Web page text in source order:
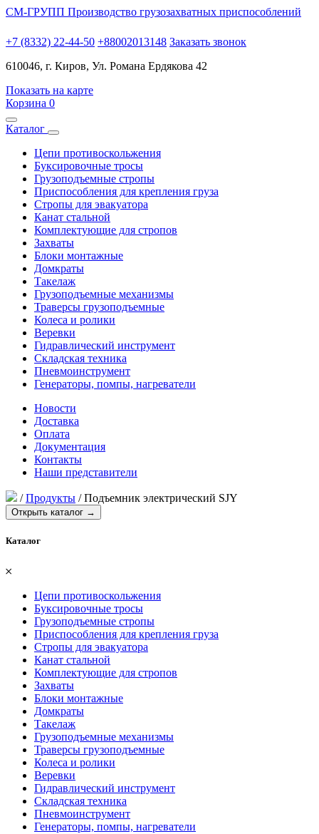
СМ-ГРУПП Производство грузозахватных приспособлений
+7 (8332) 22-44-50 +88002013148 Заказать звонок
610046, г. Киров, Ул. Романа Ердякова 42
Показать на карте
Корзина 0
Каталог
Цепи противоскольжения
Буксировочные тросы
Грузоподъемные стропы
Приспособления для крепления груза
Стропы для эвакуатора
Канат стальной
Комплектующие для стропов
Захваты
Блоки монтажные
Домкраты
Такелаж
Грузоподъемные механизмы
Траверсы грузоподъемные
Колеса и ролики
Веревки
Гидравлический инструмент
Складская техника
Пневмоинструмент
Генераторы, помпы, нагреватели
Новости
Доставка
Оплата
Документация
Контакты
Наши представители
/Продукты /Подъемник электрический SJY
Открыть каталог →
Каталог
𐄂
Цепи противоскольжения
Буксировочные тросы
Грузоподъемные стропы
Приспособления для крепления груза
Стропы для эвакуатора
Канат стальной
Комплектующие для стропов
Захваты
Блоки монтажные
Домкраты
Такелаж
Грузоподъемные механизмы
Траверсы грузоподъемные
Колеса и ролики
Веревки
Гидравлический инструмент
Складская техника
Пневмоинструмент
Генераторы, помпы, нагреватели